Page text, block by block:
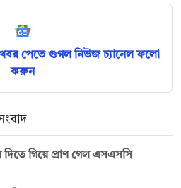
পেতে গুগল নিউজ চ্যানেল ফলো
করুন
গিয়ে প্রাণ গেল এসএসসি